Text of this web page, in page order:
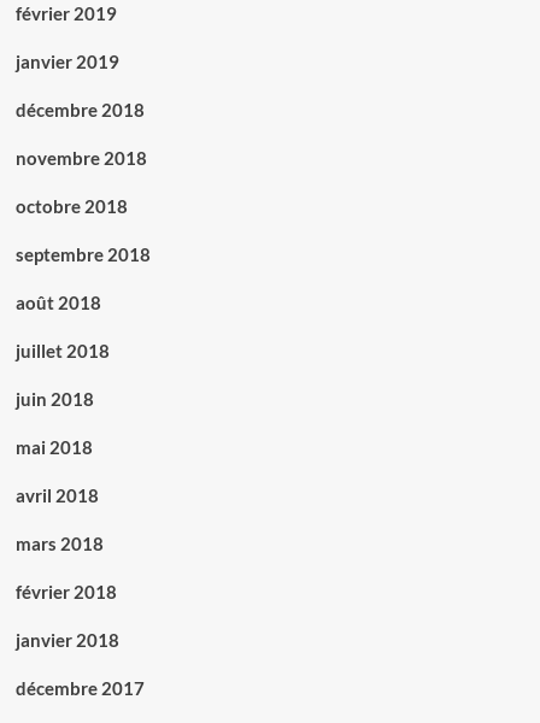
février 2019
janvier 2019
décembre 2018
novembre 2018
octobre 2018
septembre 2018
août 2018
juillet 2018
juin 2018
mai 2018
avril 2018
mars 2018
février 2018
janvier 2018
décembre 2017